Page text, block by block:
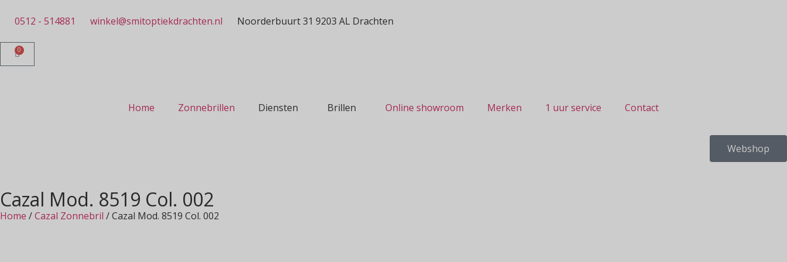
0512 - 514881 winkel@smitoptiekdrachten.nl Noorderbuurt 31 9203 AL Drachten
0
Home Zonnebrillen Diensten Brillen Online showroom Merken 1 uur service Contact
Webshop
Cazal Mod. 8519 Col. 002
Home /Cazal Zonnebril / Cazal Mod. 8519 Col. 002